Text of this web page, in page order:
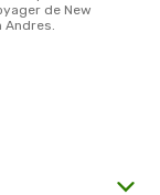
de New
Andres.